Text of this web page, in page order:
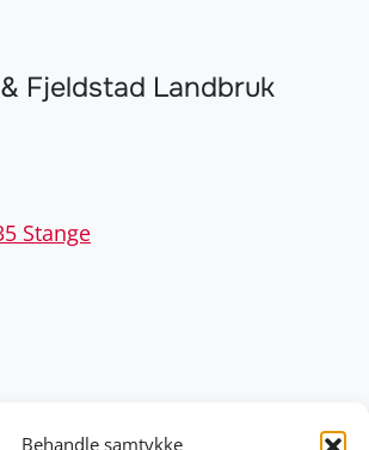
Behandle samtykke
Fjeldstad Landbruk
Stange